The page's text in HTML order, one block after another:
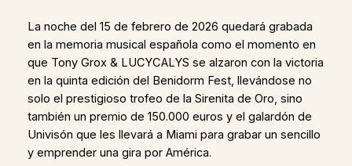
La noche del 15 de febrero de 2026 quedará grabada
en la memoria musical española como el momento en
que Tony Grox & LUCYCALYS se alzaron con la victoria
en la quinta edición del Benidorm Fest, llevándose no
solo el prestigioso trofeo de la Sirenita de Oro, sino
también un premio de 150.000 euros y el galardón de
Univisón que les llevará a Miami para grabar un sencillo
y emprender una gira por América.